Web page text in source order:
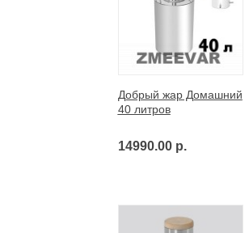
Добрый жар Домашний
40 литров
14990.00 р.